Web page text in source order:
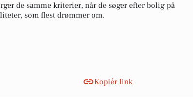
de samme kriterier, når de søger efter bolig på
som flest drømmer om.
Kopiér link